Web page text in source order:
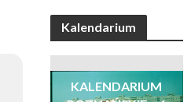
Kalendarium
KALENDARIUM